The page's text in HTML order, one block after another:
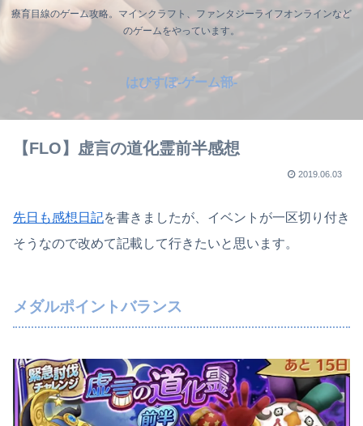
療育目線のゲーム攻略。マインクラフト、ファンタジーライフオンラインなど
のゲームをやっています。
はびすぽ-ゲーム部-
【FLO】虚言の道化霊前半感想
2019.06.03
先日も感想日記を書きましたが、イベントが一区切り付き
そうなので改めて記載して行きたいと思います。
メダルポイントバランス